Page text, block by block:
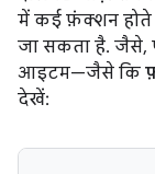
में कई फ़ंक्शन होते
जा सकता है. जैसे,
आइटम—जैसे कि
देखें: